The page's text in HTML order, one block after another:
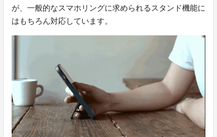
が、一般的なスマホリングに求められるスタンド機能に
はもちろん対応しています。